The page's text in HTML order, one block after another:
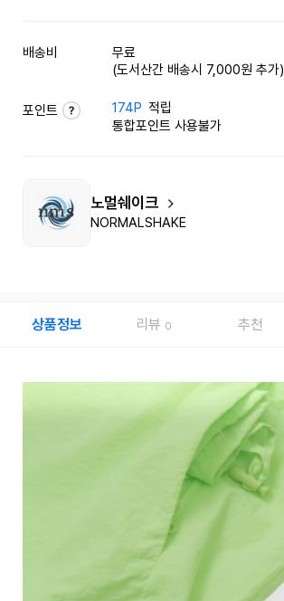
배송비
무료
(도서산간 배송시 7,000원 추가)
포인트 174P 적립
통합포인트 사용불가
노멀쉐이크
NORMALSHAKE
상품정보 리뷰 0 추천